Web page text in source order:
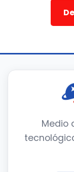
Medio